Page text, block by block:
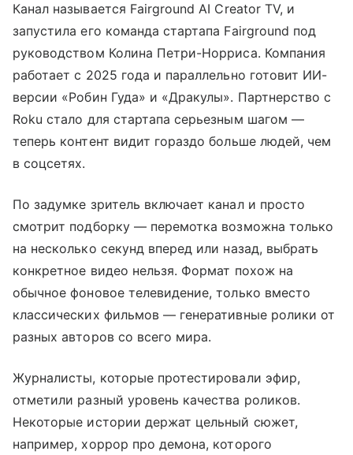
Канал называется Fairground AI Creator TV, и
запустила его команда стартапа Fairground под
руководством Колина Петри-Норриса. Компания
работает с 2025 года и параллельно готовит ИИ-
версии «Робин Гуда» и «Дракулы». Партнерство с
Roku стало для стартапа серьезным шагом —
теперь контент видит гораздо больше людей, чем
в соцсетях.
По задумке зритель включает канал и просто
смотрит подборку — перемотка возможна только
на несколько секунд вперед или назад, выбрать
конкретное видео нельзя. Формат похож на
обычное фоновое телевидение, только вместо
классических фильмов — генеративные ролики от
разных авторов со всего мира.
Журналисты, которые протестировали эфир,
отметили разный уровень качества роликов.
Некоторые истории держат цельный сюжет,
например, хоррор про демона, которого